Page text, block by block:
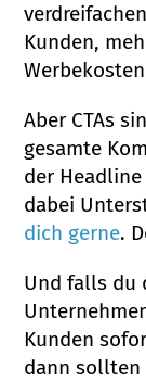
Kunden,
Aber CTAs
gesamte
der
dabei
dich gerne.
Und falls du
Kunden
dann sollten